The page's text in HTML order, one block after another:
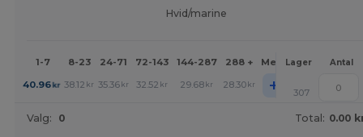
Hvid/marine
1-7 8-23 24-71 72-143 144-287 288 + MereLager Antal
40.96kr 38.12 kr 35.36 kr 32.52 kr 29.68 kr 28.30 kr + 307
Valg: 0 Total: 0.00